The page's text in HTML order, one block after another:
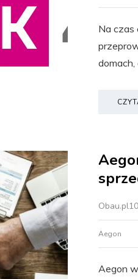
Na czas
domach,
Obau.pl
Aegon
Aegon